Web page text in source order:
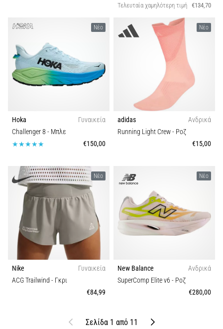
Τελευταία χαμηλότερη τιμή €134,70
Νέο
Hoka
Γυναικεία
Challenger 8 - Μπλε
€150,00
Νέο
adidas
Ανδρικά
Running Light Crew- Ροζ
€15,00
Νέο
Nike
Γυναικεία
ACG Trailwind - Γκρι
€84,99
Νέο
New Balance
Ανδρικά
SuperComp Elite v6 - Ροζ
€280,00
Προηγούμενο
Σελίδα 1 από 11 Επόμενο